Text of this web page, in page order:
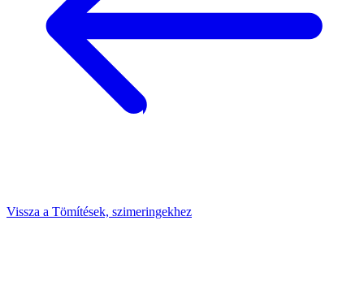
Vissza a Tömítések, szimeringekhez